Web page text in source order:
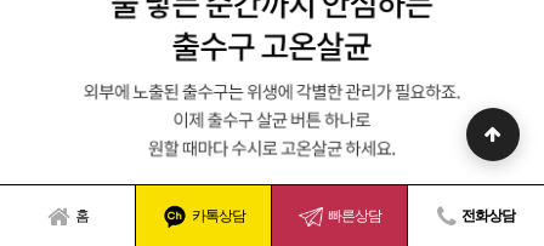
홈 카톡상담 빠른상담 전화상담